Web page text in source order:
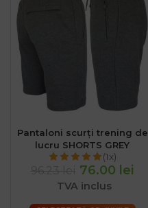
Pantaloni scurți trening de
lucru SHORTS GREY
(1x)
76.00 lei
TVA inclus